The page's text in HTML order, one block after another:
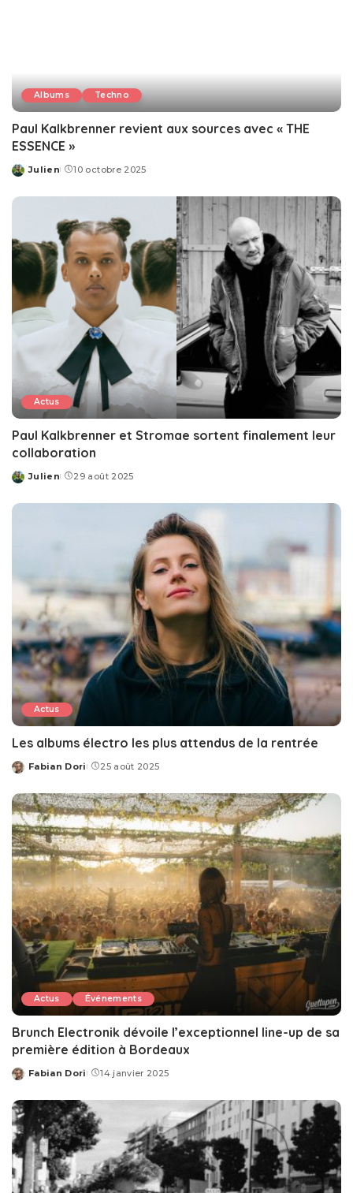
Albums Techno
Paul Kalkbrenner revient aux sources avec « THE
ESSENCE »
Posted
Julien 10 octobre 2025
Actus
Paul Kalkbrenner et Stromae sortent finalement leur
collaboration
Posted
Julien 29 août 2025
Actus
Les albums électro les plus attendus de la rentrée
Posted
Fabian Dori 25 août 2025
Actus Événements
Brunch Electronik dévoile l’exceptionnel line-up de sa
première édition à Bordeaux
Posted
Fabian Dori 14 janvier 2025